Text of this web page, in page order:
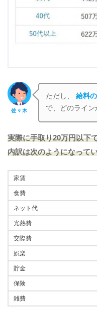
佐々木
ただし、給料
で、どのライン
実際に手取り20万円以下
内訳は次のようになって
家賃
食費
ネット代
光熱費
交際費
娯楽
貯金
保険
雑費